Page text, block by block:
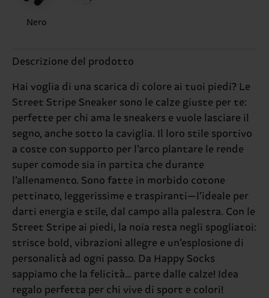
Nero
Descrizione del prodotto
Hai voglia di una scarica di colore ai tuoi piedi? Le
Street Stripe Sneaker sono le calze giuste per te:
perfette per chi ama le sneakers e vuole lasciare il
segno, anche sotto la caviglia. Il loro stile sportivo
a coste con supporto per l’arco plantare le rende
super comode sia in partita che durante
l’allenamento. Sono fatte in morbido cotone
pettinato, leggerissime e traspiranti—l’ideale per
darti energia e stile, dal campo alla palestra. Con le
Street Stripe ai piedi, la noia resta negli spogliatoi:
strisce bold, vibrazioni allegre e un’esplosione di
personalità ad ogni passo. Da Happy Socks
sappiamo che la felicità… parte dalle calze! Idea
regalo perfetta per chi vive di sport e colori!